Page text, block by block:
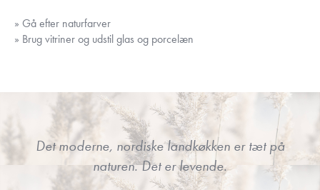
» Gå efter naturfarver
» Brug vitriner og udstil glas og porcelæn
Det moderne, nordiske landkøkken er tæt på
naturen. Det er levende.